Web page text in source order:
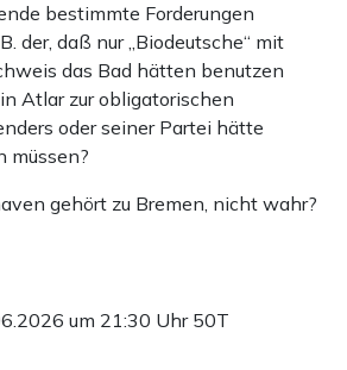
bestimmte Forderungen
der, daß nur „Biodeutsche“ mit
das Bad hätten benutzen
Atlar zur obligatorischen
oder seiner Partei hätte
müssen?
gehört zu Bremen, nicht wahr?
um 21:30 Uhr 50T